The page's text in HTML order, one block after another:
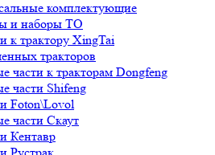
комплектующие
и наборы ТО
к трактору XingTai
тракторов
части к тракторам Dongfeng
части Shifeng
Foton\Lovol
части Скаут
Кентавр